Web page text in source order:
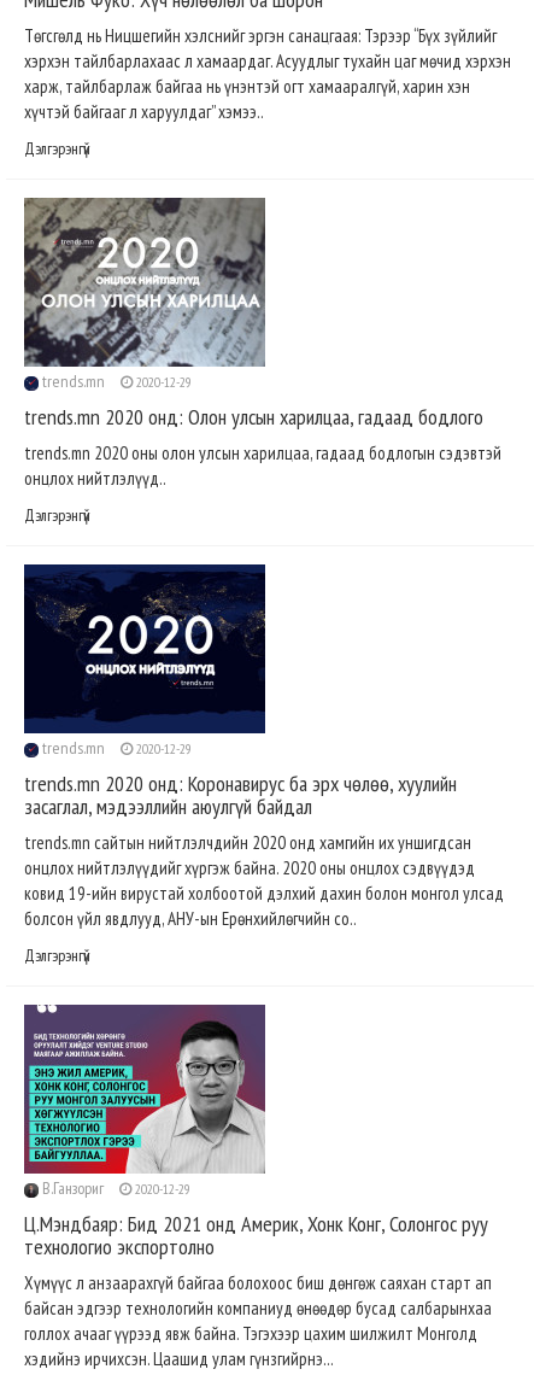
Төгсгөлд нь Ницшегийн хэлснийг эргэн санацгаая: Тэрээр “Бүх зүйлийг
хэрхэн тайлбарлахаас л хамаардаг. Асуудлыг тухайн цаг мөчид хэрхэн
харж, тайлбарлаж байгаа нь үнэнтэй огт хамааралгүй, харин хэн
хүчтэй байгааг л харуулдаг” хэмээ..
Дэлгэрэнгүй
trends.mn 2020-12-29
trends.mn 2020 онд: Олон улсын харилцаа, гадаад бодлого
trends.mn 2020 оны олон улсын харилцаа, гадаад бодлогын сэдэвтэй
онцлох нийтлэлүүд..
Дэлгэрэнгүй
trends.mn 2020-12-29
trends.mn 2020 онд: Коронавирус ба эрх чөлөө, хуулийн
засаглал, мэдээллийн аюулгүй байдал
trends.mn сайтын нийтлэлчдийн 2020 онд хамгийн их уншигдсан
онцлох нийтлэлүүдийг хүргэж байна. 2020 оны онцлох сэдвүүдэд
ковид 19-ийн вирустай холбоотой дэлхий дахин болон монгол улсад
болсон үйл явдлууд, АНУ-ын Ерөнхийлөгчийн со..
Дэлгэрэнгүй
В.Ганзориг 2020-12-29
Ц.Мэндбаяр: Бид 2021 онд Америк, Хонк Конг, Солонгос руу
технологио экспортолно
Хүмүүс л анзаарахгүй байгаа болохоос биш дөнгөж саяхан старт ап
байсан эдгээр технологийн компаниуд өнөөдөр бусад салбарынхаа
голлох ачааг үүрээд явж байна. Тэгэхээр цахим шилжилт Монголд
хэдийнэ ирчихсэн. Цаашид улам гүнзгийрнэ...